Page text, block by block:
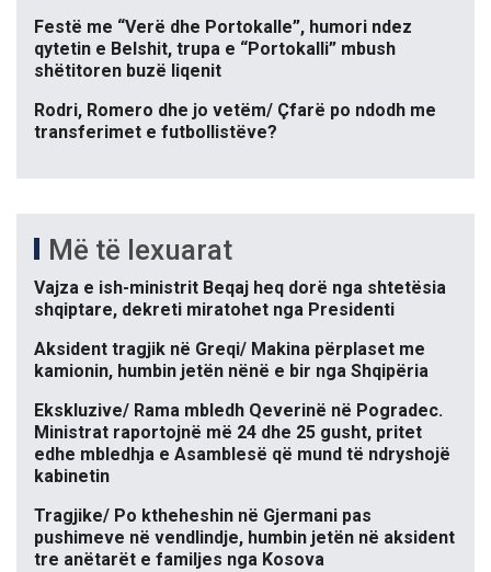
Festë me “Verë dhe Portokalle”, humori ndez
qytetin e Belshit, trupa e “Portokalli” mbush
shëtitoren buzë liqenit
Rodri, Romero dhe jo vetëm/ Çfarë po ndodh me
transferimet e futbollistëve?
Më të lexuarat
Vajza e ish-ministrit Beqaj heq dorë nga shtetësia
shqiptare, dekreti miratohet nga Presidenti
Aksident tragjik në Greqi/ Makina përplaset me
kamionin, humbin jetën nënë e bir nga Shqipëria
Ekskluzive/ Rama mbledh Qeverinë në Pogradec.
Ministrat raportojnë më 24 dhe 25 gusht, pritet
edhe mbledhja e Asamblesë që mund të ndryshojë
kabinetin
Tragjike/ Po ktheheshin në Gjermani pas
pushimeve në vendlindje, humbin jetën në aksident
tre anëtarët e familjes nga Kosova